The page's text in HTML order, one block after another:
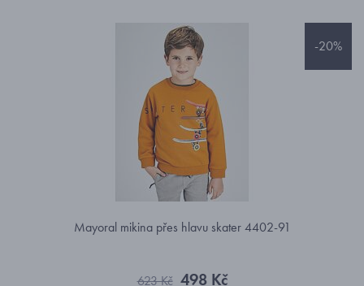
-20%
Mayoral mikina přes hlavu skater 4402-91
623 Kč 498 Kč